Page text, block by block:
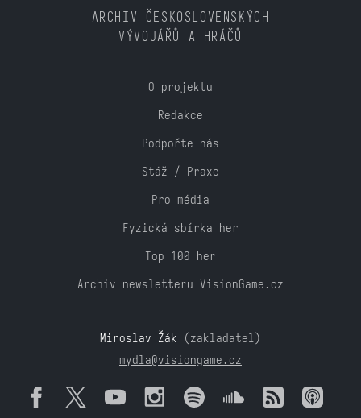
ARCHIV ČESKOSLOVENSKÝCH
VÝVOJÁŘŮ A HRÁČŮ
O projektu
Redakce
Podpořte nás
Stáž / Praxe
Pro média
Fyzická sbírka her
Top 100 her
Archiv newsletteru VisionGame.cz
Miroslav Žák (zakladatel)
mydla@visiongame.cz